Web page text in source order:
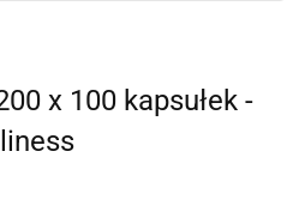
x 100 kapsułek -